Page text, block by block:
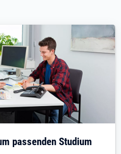
passenden Studium